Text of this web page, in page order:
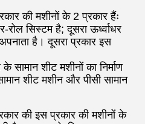
की मशीनों के 2 प्रकार हैंः
सिस्टम है; दूसरा ऊर्ध्वाधर
है। दूसरा प्रकार इस
शीट मशीनों का निर्माण
शीट मशीन और पीसी सामान
की इस प्रकार की मशीनों के